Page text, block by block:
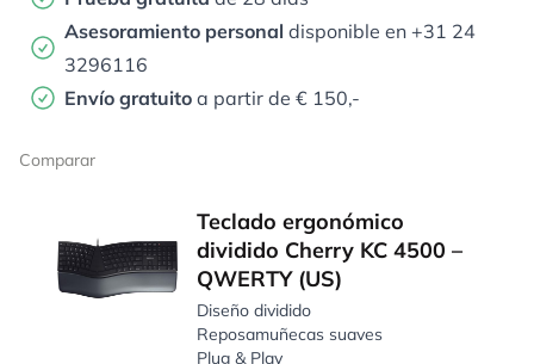
Asesoramiento personal disponible en +31 24
3296116
Envío gratuito a partir de € 150,-
Comparar
Teclado ergonómico
dividido Cherry KC 4500 –
QWERTY (US)
Diseño dividido
Reposamuñecas suaves
Plug & Play